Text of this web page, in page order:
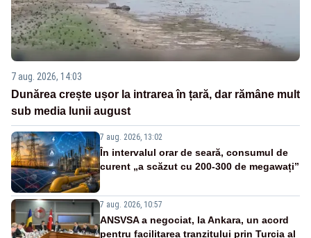
7 aug. 2026, 14:03
Dunărea crește ușor la intrarea în țară, dar rămâne mult
sub media lunii august
7 aug. 2026, 13:02
În intervalul orar de seară, consumul de
curent „a scăzut cu 200-300 de megawați”
7 aug. 2026, 10:57
ANSVSA a negociat, la Ankara, un acord
pentru facilitarea tranzitului prin Turcia al